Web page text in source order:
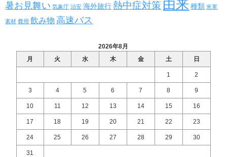
暑お見舞い 気象庁 治安 海外旅行 熱中症対策 由来 種類 米軍
素材 費用 飲み物 高速バス
2026年8月
月
火 水 木 金 土 日
1 2
3 4 5 6 7 8 9
10 11 12 13 14 15 16
17 18 19 20 21 22 23
24 25 26 27 28 29 30
31